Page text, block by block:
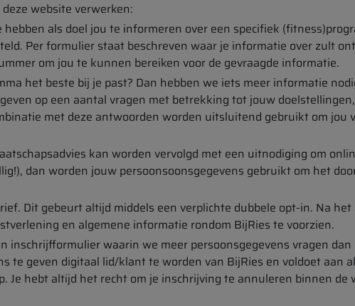
website verwerken:
als doel jou te informeren over een specifiek
Per formulier staat beschreven waar je informatie over zult
om jou te kunnen bereiken voor de gevraagde informatie.
het beste bij je past? Dan hebben we iets meer informatie
op een aantal vragen met betrekking tot jouw
met deze antwoorden worden uitsluitend gebruikt om jou
kan worden vervolgd met een uitnodiging om
dan worden jouw persoonsoonsgegevens gebruikt om het
Dit gebeurt altijd middels een verplichte dubbele opt-in. Na het
en algemene informatie rondom BijRies te voorzien.
waarin we meer persoonsgegevens vragen dan
geven digitaal lid/klant te worden van BijRies en voldoet aan
Je hebt altijd het recht om je inschrijving te annuleren binnen de